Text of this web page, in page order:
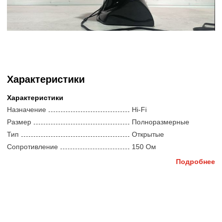
Характеристики
Характеристики
Назначение
Hi-Fi
Размер
Полноразмерные
Тип
Открытые
Сопротивление
150 Ом
Подробнее